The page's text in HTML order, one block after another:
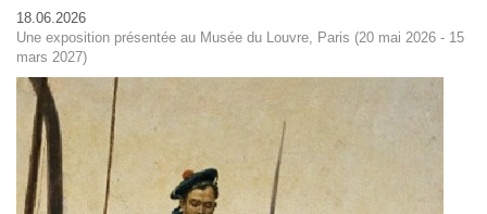
18.06.2026
Une exposition présentée au Musée du Louvre, Paris (20 mai 2026 - 15
mars 2027)